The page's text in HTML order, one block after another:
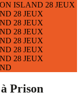
ISLAND 28 JEUX
28 JEUX
28 JEUX
28 JEUX
28 JEUX
28 JEUX
28 JEUX
Prison